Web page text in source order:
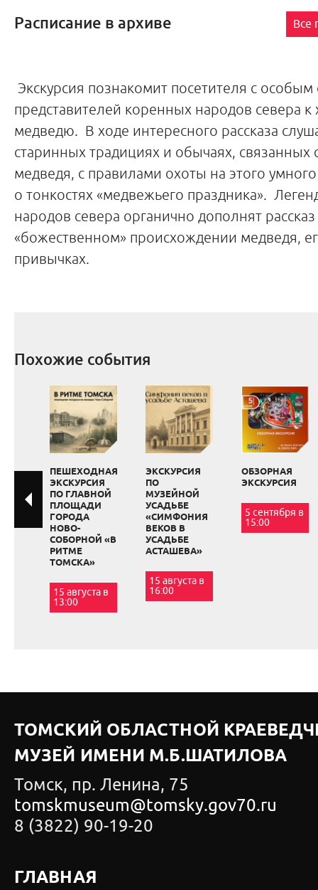
Все
Расписание в архиве
Экскурсия познакомит посетителя с
представителей коренных народов севера к
медведю. В ходе интересного рассказа
старинных традициях и обычаях, связанных
медведя, с правилами охоты на этого
о тонкостях «медвежьего праздника».
народов севера органично дополнят рассказ
«божественном» происхождении медведя,
привычках.
Похожие события
ПЕШЕХОДНАЯ
ЭКСКУРСИЯ
ПО ГЛАВНОЙ
ПЛОЩАДИ
ГОРОДА
НОВО-
СОБОРНОЙ «В
РИТМЕ
ТОМСКА»
15 августа в
13:00
ЭКСКУРСИЯ
ПО
МУЗЕЙНОЙ
УСАДЬБЕ
«СИМФОНИЯ
ВЕКОВ В
УСАДЬБЕ
АСТАШЕВА»
15 августа в
16:00
ОБЗОРНАЯ
ЭКСКУРСИЯ
5 сентября в
15:00
ТОМСКИЙ ОБЛАСТНОЙ
МУЗЕЙ ИМЕНИ М.Б.ШАТИЛОВА
Томск, пр. Ленина, 75
tomskmuseum@tomsky.gov70.ru
8 (3822) 90-19-20
ГЛАВНАЯ